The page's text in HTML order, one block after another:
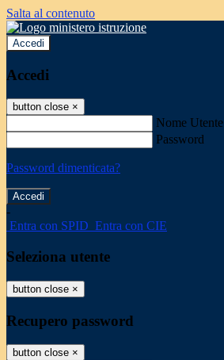
Salta al contenuto
Accedi
Accedi
button close ×
Nome Utente
Password
Password dimenticata?
-
Entra con SPID Entra con CIE
Seleziona utente
button close ×
Recupero password
button close ×